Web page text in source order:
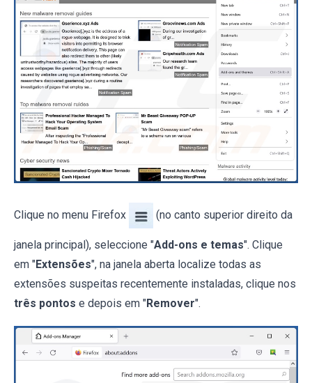
Clique no menu Firefox (no canto superior direito da
janela principal), seleccione "Add-ons e temas". Clique
em "Extensões", na janela aberta localize todas as
extensões suspeitas recentemente instaladas, clique nos
três pontos e depois em "Remover".